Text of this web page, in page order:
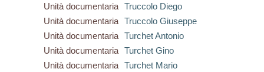
Unità documentaria
Truccolo Diego
Unità documentaria
Truccolo Giuseppe
Unità documentaria
Turchet Antonio
Unità documentaria
Turchet Gino
Unità documentaria
Turchet Mario